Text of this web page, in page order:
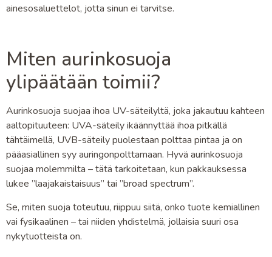
ainesosaluettelot, jotta sinun ei tarvitse.
Miten aurinkosuoja
ylipäätään toimii?
Aurinkosuoja suojaa ihoa UV-säteilyltä, joka jakautuu kahteen
aaltopituuteen: UVA-säteily ikäännyttää ihoa pitkällä
tähtäimellä, UVB-säteily puolestaan polttaa pintaa ja on
pääasiallinen syy auringonpolttamaan. Hyvä aurinkosuoja
suojaa molemmilta – tätä tarkoitetaan, kun pakkauksessa
lukee ”laajakaistaisuus” tai ”broad spectrum”.
Se, miten suoja toteutuu, riippuu siitä, onko tuote kemiallinen
vai fysikaalinen – tai niiden yhdistelmä, jollaisia suuri osa
nykytuotteista on.